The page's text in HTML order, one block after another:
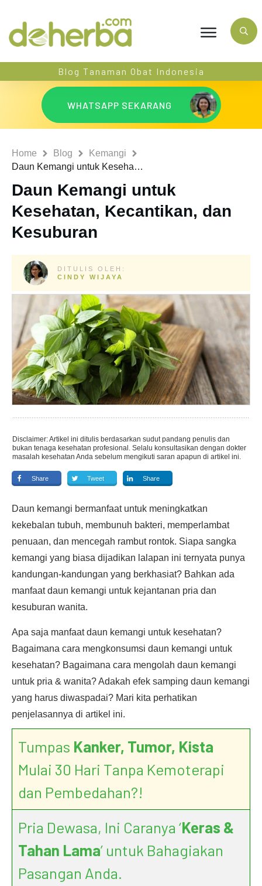
Blog Tanaman Obat Indonesia
WHATSAPP SEKARANG
Home Blog
Kemangi
Daun Kemangi untuk Kesehatan, Kecantikan, dan Kesuburan
Daun Kemangi untuk
Kesehatan, Kecantikan, dan
Kesuburan
DITULIS OLEH:
CINDY WIJAYA
Disclaimer: Artikel ini ditulis berdasarkan sudut pandang penulis dan
bukan tenaga kesehatan profesional. Selalu konsultasikan dengan dokter
masalah kesehatan Anda sebelum mengikuti saran apapun di artikel ini.
Share Tweet Share
Daun kemangi bermanfaat untuk meningkatkan
kekebalan tubuh, membunuh bakteri, memperlambat
penuaan, dan mencegah rambut rontok. Siapa sangka
kemangi yang biasa dijadikan lalapan ini ternyata punya
kandungan-kandungan yang berkhasiat? Bahkan ada
manfaat daun kemangi untuk kejantanan pria dan
kesuburan wanita.
Apa saja manfaat daun kemangi untuk kesehatan?
Bagaimana cara mengkonsumsi daun kemangi untuk
kesehatan? Bagaimana cara mengolah daun kemangi
untuk pria & wanita? Adakah efek samping daun kemangi
yang harus diwaspadai? Mari kita perhatikan
penjelasannya di artikel ini.
Tumpas Kanker, Tumor, Kista
Mulai 30 Hari Tanpa Kemoterapi
dan Pembedahan?!
Pria Dewasa, Ini Caranya ‘Keras &
Tahan Lama’ untuk Bahagiakan
Pasangan Anda.